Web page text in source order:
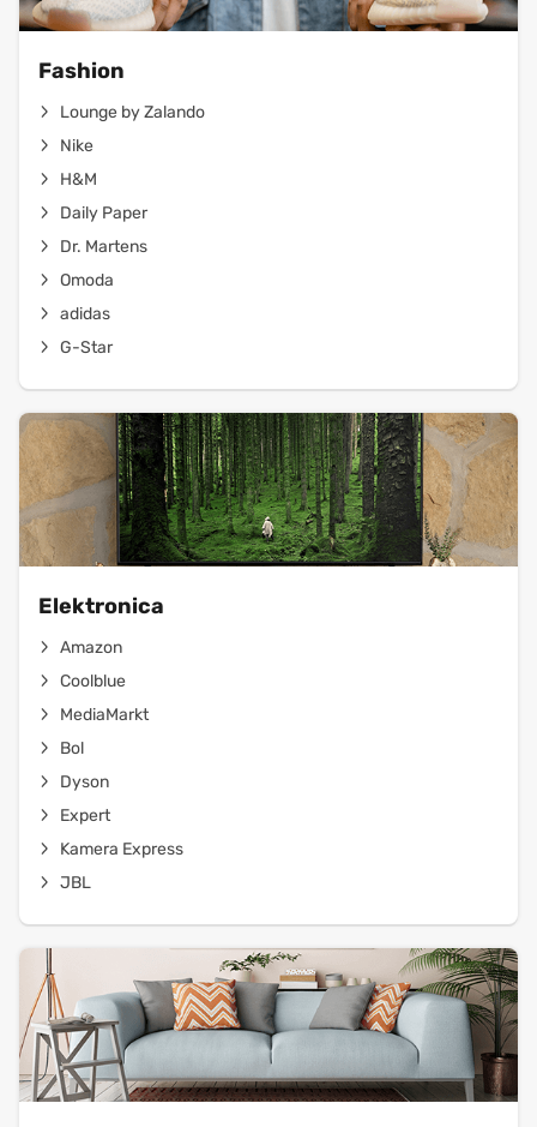
Fashion
Lounge by Zalando
Nike
H&M
Daily Paper
Dr. Martens
Omoda
adidas
G-Star
Elektronica
Amazon
Coolblue
MediaMarkt
Bol
Dyson
Expert
Kamera Express
JBL